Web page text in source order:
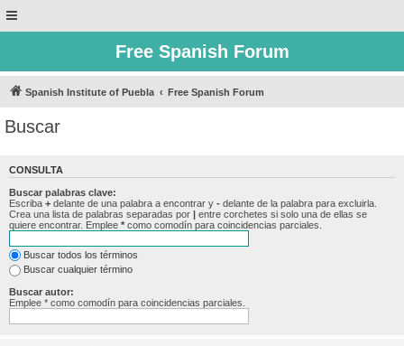
Free Spanish Forum
Spanish Institute of Puebla Free Spanish Forum
Buscar
CONSULTA
Buscar palabras clave:
Escriba + delante de una palabra a encontrar y - delante de la palabra para excluirla.
Crea una lista de palabras separadas por | entre corchetes si solo una de ellas se
quiere encontrar. Emplee * como comodín para coincidencias parciales.
Buscar todos los términos
Buscar cualquier término
Buscar autor:
Emplee * como comodín para coincidencias parciales.